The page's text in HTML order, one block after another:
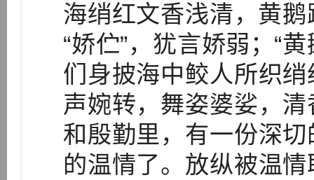
海绡红文香浅清，黄鹅
“娇伫”，犹言娇弱；“
们身披海中鲛人所织
声婉转，舞姿婆娑，
和殷勤里，有一份深
的温情了。放纵被温